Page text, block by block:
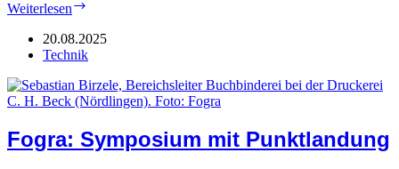
Weiterlesen
Kleinst-
Auflagen
20.08.2025
Technik
Fogra: Symposium mit Punktlandung